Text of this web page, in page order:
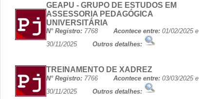
GEAPU - GRUPO DE ESTUDOS EM
ASSESSORIA PEDAGÓGICA
UNIVERSITÁRIA
N° Registro: 7768 Acontece entre: 01/02/2025 e
30/11/2025 Outros detalhes:
TREINAMENTO DE XADREZ
N° Registro: 7766 Acontece entre: 03/03/2025 e
30/11/2025 Outros detalhes: